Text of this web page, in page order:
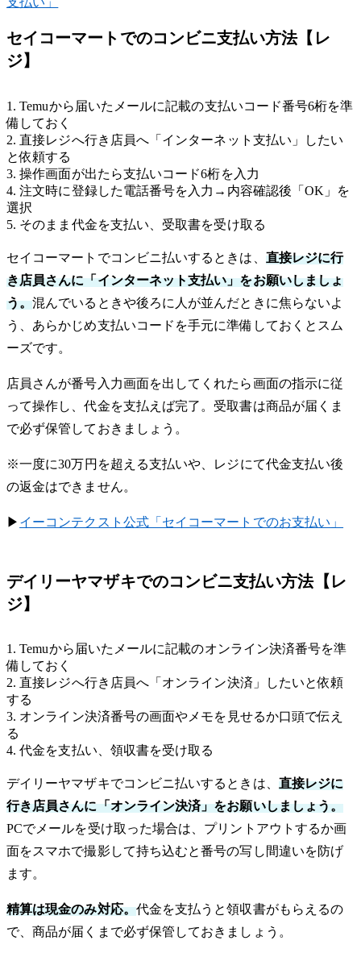
セイコーマートでのコンビニ支払い方法【レ
ジ】
1. Temuから届いたメールに記載の支払いコード番号6桁を準
備しておく
2. 直接レジへ行き店員へ「インターネット支払い」したい
と依頼する
3. 操作画面が出たら支払いコード6桁を入力
4. 注文時に登録した電話番号を入力→内容確認後「OK」を
選択
5. そのまま代金を支払い、受取書を受け取る
セイコーマートでコンビニ払いするときは、 直接レジに行
き店員さんに「インターネット支払い」をお願いしましょ
う。混んでいるときや後ろに人が並んだときに焦らないよ
う、あらかじめ支払いコードを手元に準備しておくとスム
ーズです。
店員さんが番号入力画面を出してくれたら画面の指示に従
って操作し、代金を支払えば完了。受取書は商品が届くま
で必ず保管しておきましょう。
※一度に30万円を超える支払いや、レジにて代金支払い後
の返金はできません。
▶︎ イーコンテクスト公式「セイコーマートでのお支払い」
デイリーヤマザキでのコンビニ支払い方法【レ
ジ】
1. Temuから届いたメールに記載のオンライン決済番号を準
備しておく
2. 直接レジへ行き店員へ「オンライン決済」したいと依頼
する
3. オンライン決済番号の画面やメモを見せるか口頭で伝え
る
4. 代金を支払い、領収書を受け取る
デイリーヤマザキでコンビニ払いするときは、 直接レジに
行き店員さんに「オンライン決済」をお願いしましょう。
PCでメールを受け取った場合は、プリントアウトするか画
面をスマホで撮影して持ち込むと番号の写し間違いを防げ
ます。
精算は現金のみ対応。代金を支払うと領収書がもらえるの
で、商品が届くまで必ず保管しておきましょう。